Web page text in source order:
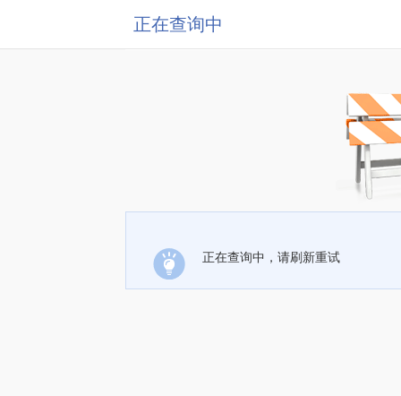
正在查询中
正在查询中，请刷新重试